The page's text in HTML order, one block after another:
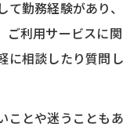
勤務経験があり
利用サービスに
に相談したり質問
ことや迷うことも